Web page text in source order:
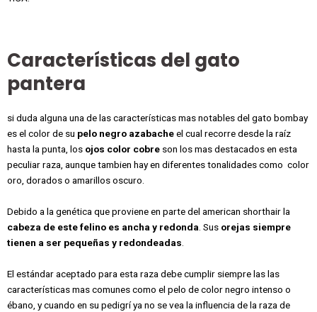
Características del gato
pantera
si duda alguna una de las características mas notables del gato bombay
es el color de su pelo negro azabacheel cual recorre desde la raíz
hasta la punta, los ojos color cobre son los mas destacados en esta
peculiar raza, aunque tambien hay en diferentes tonalidades como color
oro, dorados o amarillos oscuro.
Debido a la genética que proviene en parte del american shorthair la
cabeza de este felino es ancha y redonda. Sus orejas siempre
tienen a ser pequeñas y redondeadas.
El estándar aceptado para esta raza debe cumplir siempre las las
características mas comunes como el pelo de color negro intenso o
ébano, y cuando en su pedigrí ya no se vea la influencia de la raza de